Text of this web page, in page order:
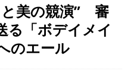
と美の競演” 審
る「ボデイメイ
のエール